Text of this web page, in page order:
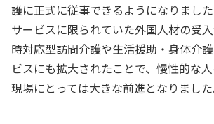
護に正式に従事できるようになりまし
サービスに限られていた外国人材の受
時対応型訪問介護や生活援助・身体介
ビスにも拡大されたことで、慢性的な
現場にとっては大きな前進となりました